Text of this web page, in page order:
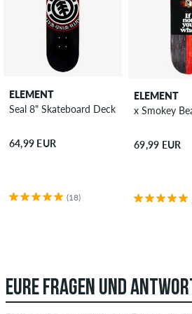
ELEMENT
Seal 8" Skateboard Deck
64,99 EUR
(18)
ELEMENT
x Smokey
69,99 EUR
EURE FRAGEN UND